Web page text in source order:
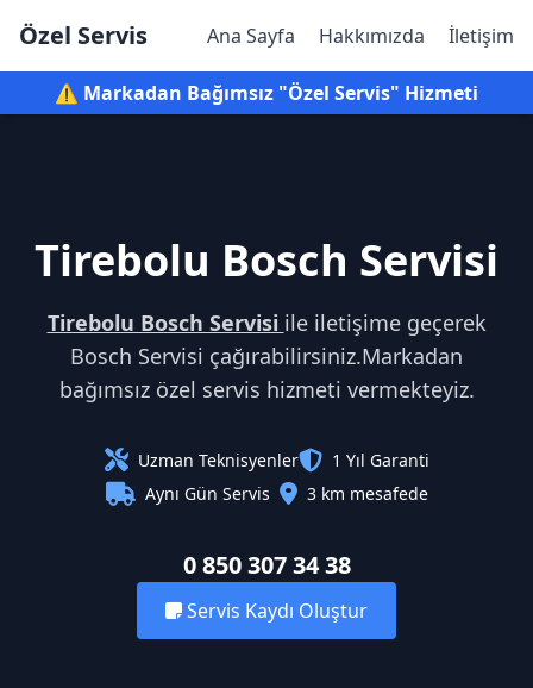
Özel Servis Ana Sayfa Hakkımızda İletişim
⚠️ Markadan Bağımsız "Özel Servis" Hizmeti
Tirebolu Bosch Servisi
Tirebolu Bosch Servisi ile iletişime geçerek
Bosch Servisi çağırabilirsiniz.Markadan
bağımsız özel servis hizmeti vermekteyiz.
Uzman Teknisyenler
1 Yıl Garanti
Aynı Gün Servis
3 km mesafede
0 850 307 34 38
Servis Kaydı Oluştur